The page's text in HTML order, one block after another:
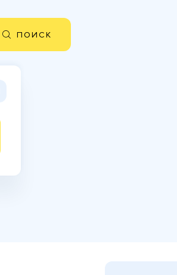
ПОИСК